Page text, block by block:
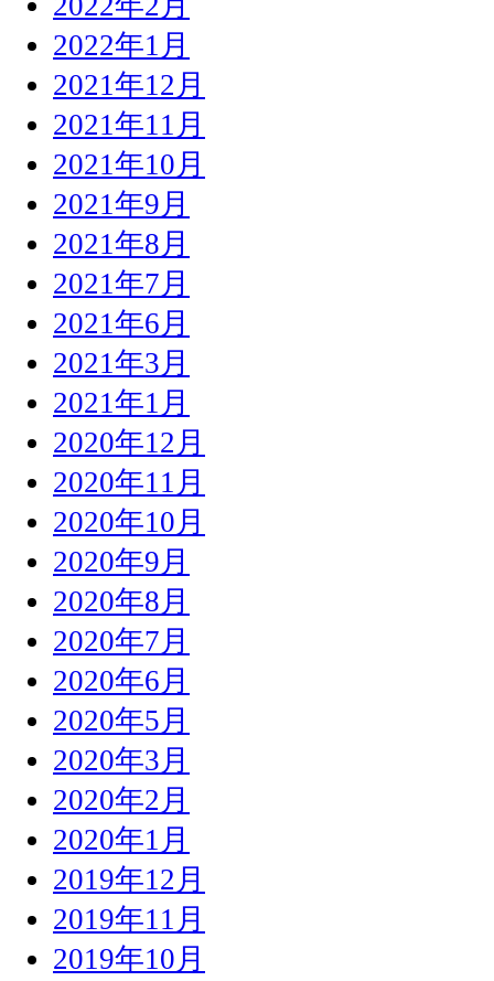
2022年1月
2021年12月
2021年11月
2021年10月
2021年9月
2021年8月
2021年7月
2021年6月
2021年3月
2021年1月
2020年12月
2020年11月
2020年10月
2020年9月
2020年8月
2020年7月
2020年6月
2020年5月
2020年3月
2020年2月
2020年1月
2019年12月
2019年11月
2019年10月